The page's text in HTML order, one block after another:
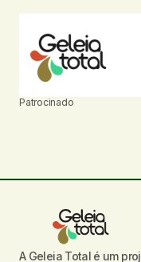
Patrocinado
A Geleia Total é um